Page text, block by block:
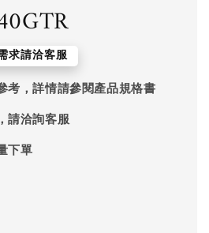
求請洽客服
考，詳情請參閱產品規格書
請洽詢客服
下單